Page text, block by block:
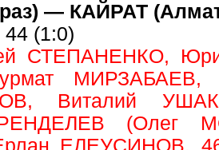
— КАЙРАТ
(1:0)
СТЕПАНЕНКО,
МИРЗАБАЕВ,
Виталий
(Олег
ЕЛЕУСИНОВ,